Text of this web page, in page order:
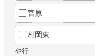
宮原
村岡東
や行